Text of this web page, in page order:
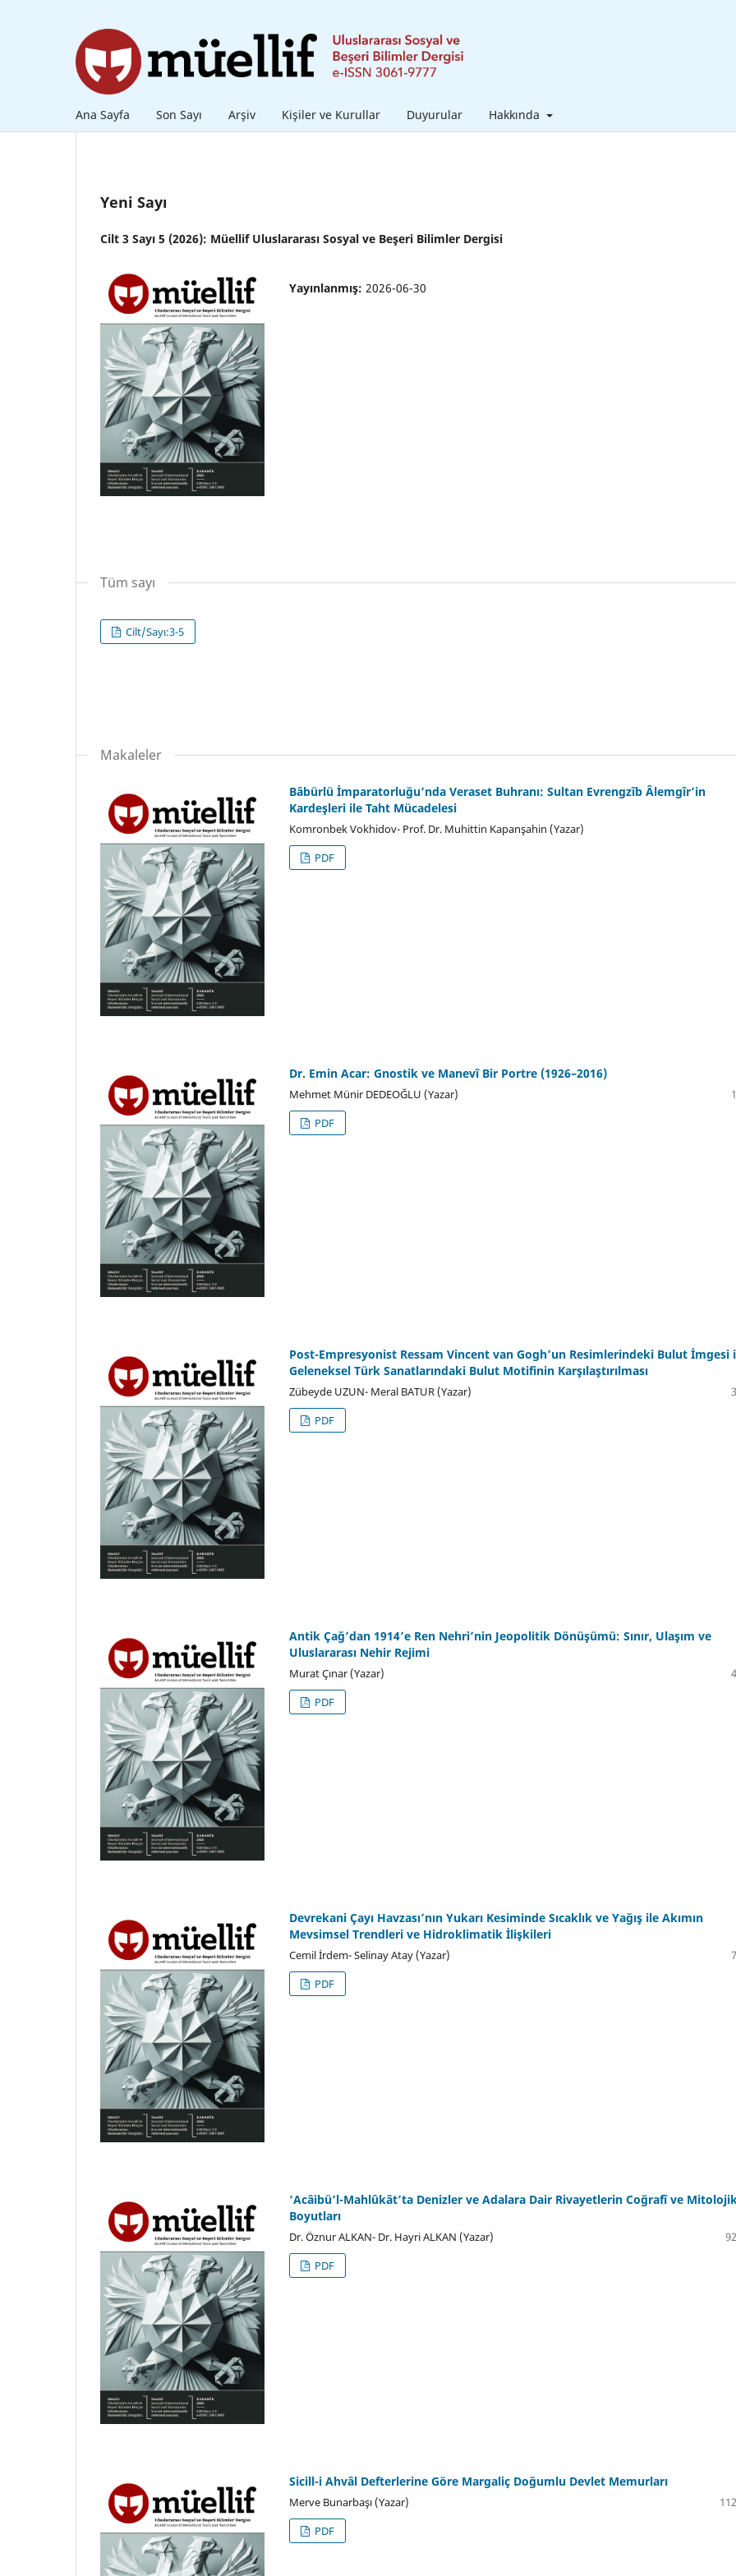
Ana Sayfa Son Sayı Arşiv Kişiler ve Kurullar Duyurular Hakkında
Yeni Sayı
Cilt 3 Sayı 5 (2026): Müellif Uluslararası Sosyal ve Beşeri Bilimler Dergisi
Yayınlanmış: 2026-06-30
Tüm sayı
Cilt/Sayı:3-5
Makaleler
Bâbürlü İmparatorluğu’nda Veraset Buhranı: Sultan Evrengzîb Âlemgîr’in
Kardeşleri ile Taht Mücadelesi
Komronbek Vokhidov- Prof. Dr. Muhittin Kapanşahin (Yazar)
PDF
Dr. Emin Acar: Gnostik ve Manevî Bir Portre (1926–2016)
Mehmet Münir DEDEOĞLU (Yazar)
PDF
Post-Empresyonist Ressam Vincent van Gogh’un Resimlerindeki Bulut İmgesi
Geleneksel Türk Sanatlarındaki Bulut Motifinin Karşılaştırılması
Zübeyde UZUN- Meral BATUR (Yazar)
PDF
Antik Çağ’dan 1914’e Ren Nehri’nin Jeopolitik Dönüşümü: Sınır, Ulaşım ve
Uluslararası Nehir Rejimi
Murat Çınar (Yazar)
PDF
Devrekani Çayı Havzası’nın Yukarı Kesiminde Sıcaklık ve Yağış ile Akımın
Mevsimsel Trendleri ve Hidroklimatik İlişkileri
Cemil İrdem- Selinay Atay (Yazar)
PDF
‘Acâibü’l-Mahlûkât’ta Denizler ve Adalara Dair Rivayetlerin Coğrafî ve
Boyutları
Dr. Öznur ALKAN- Dr. Hayri ALKAN (Yazar)
PDF
Sicill-i Ahvâl Defterlerine Göre Margaliç Doğumlu Devlet Memurları
Merve Bunarbaşı (Yazar)
PDF